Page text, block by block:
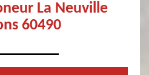
La Neuville
60490